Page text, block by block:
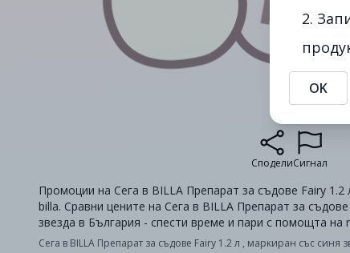
СподелиСигнал
Промоции на Сега в BILLA Препарат за съдове Fairy 1.2
billa. Сравни цените на Сега в BILLA Препарат за
звезда в България - спести време и пари с помощта на
Сега в BILLA Препарат за съдове Fairy 1.2 л , маркиран със синя
2.
OK